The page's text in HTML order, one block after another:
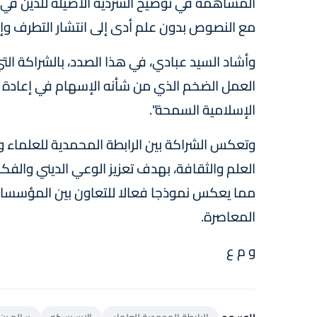
مع النصوص بدون علم أدى إلى انتشار التطرف
وأشاد السيد عبادي، في هذا الصدد، بالشراكة
العمل الضخم الذي من شأنه الإسهام في
الإسلامية السمحة".
وتعكس الشراكة بين الرابطة المحمدية
العلم والثقافة، بهدف تعزيز الوعي الديني
مما يعكس نموذجا فعالا للتعاون بين
المعاصرة.
و م ع